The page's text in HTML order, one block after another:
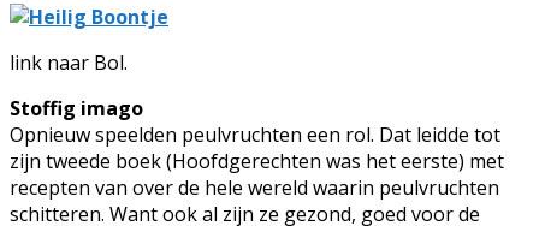
link naar Bol.
Stoffig imago
Opnieuw speelden peulvruchten een rol. Dat leidde tot
zijn tweede boek (Hoofdgerechten was het eerste) met
recepten van over de hele wereld waarin peulvruchten
schitteren. Want ook al zijn ze gezond, goed voor de